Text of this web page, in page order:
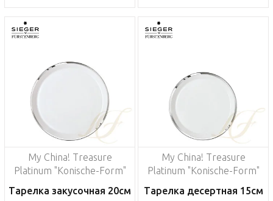
My China! Treasure
Platinum "Konische-Form"
Тарелка закусочная 20см
My China! Treasure
Platinum "Konische-Form"
Тарелка десертная 15см